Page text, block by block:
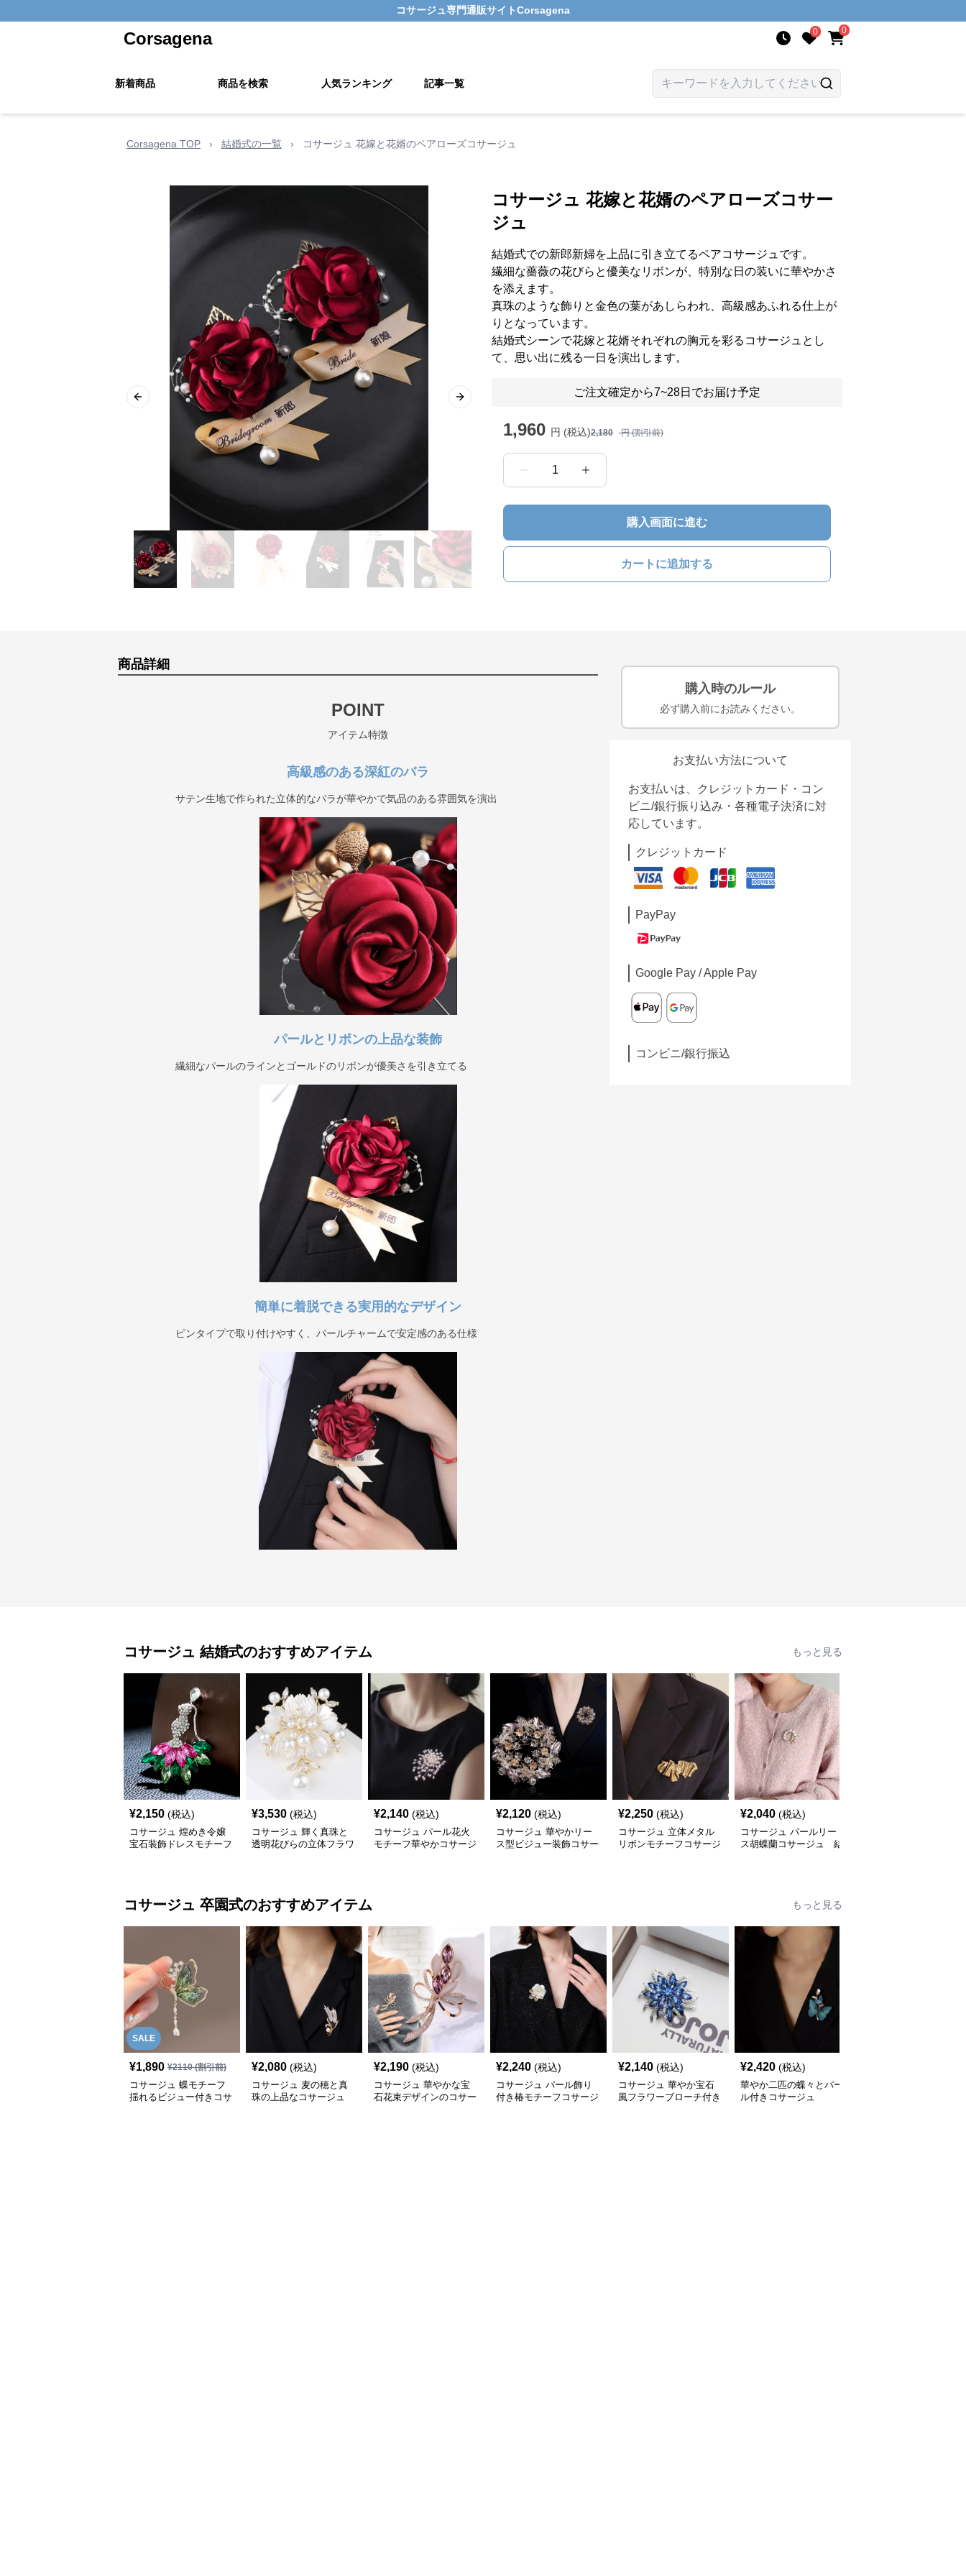
コサージュ専門通販サイトCorsagena
Corsagena 0 0
新着商品 商品を検索 人気ランキング 記事一覧
Corsagena TOP › 結婚式の一覧 › コサージュ 花嫁と花婿のペアローズコサージュ
Previous slide Next slide
コサージュ 花嫁と花婿のペアローズコサー
ジュ
結婚式での新郎新婦を上品に引き立てるペアコサージュです。
繊細な薔薇の花びらと優美なリボンが、特別な日の装いに華やかさ
を添えます。
真珠のような飾りと金色の葉があしらわれ、高級感あふれる仕上が
りとなっています。
結婚式シーンで花嫁と花婿それぞれの胸元を彩るコサージュとし
て、思い出に残る一日を演出します。
ご注文確定から7~28日でお届け予定
1,960 円 (税込)2,180 円 (割引前)
1
購入画面に進む
カートに追加する
商品詳細
POINT
アイテム特徴
高級感のある深紅のバラ
サテン生地で作られた立体的なバラが華やかで気品のある雰囲気を演出
パールとリボンの上品な装飾
繊細なパールのラインとゴールドのリボンが優美さを引き立てる
簡単に着脱できる実用的なデザイン
ピンタイプで取り付けやすく、パールチャームで安定感のある仕様
購入時のルール
必ず購入前にお読みください。
お支払い方法について
お支払いは、クレジットカード・コン
ビニ/銀行振り込み・各種電子決済に対
応しています。
クレジットカード
PayPay
Google Pay / Apple Pay
コンビニ/銀行振込
コサージュ 結婚式のおすすめアイテム もっと見る
¥2,150 (税込)
コサージュ 煌めき令嬢
宝石装飾ドレスモチーフ
¥3,530 (税込)
コサージュ 輝く真珠と
透明花びらの立体フラワ
¥2,140 (税込)
コサージュ パール花火
モチーフ華やかコサージ
¥2,120 (税込)
コサージュ 華やかリー
ス型ビジュー装飾コサー
¥2,250 (税込)
コサージュ 立体メタル
リボンモチーフコサージ
¥2,040 (税込)
コサージュ パールリー
ス胡蝶蘭コサージュ 結
コサージュ 卒園式のおすすめアイテム もっと見る
SALE
¥1,890 ¥2110(割引前)
コサージュ 蝶モチーフ
揺れるビジュー付きコサ
¥2,080 (税込)
コサージュ 麦の穂と真
珠の上品なコサージュ
¥2,190 (税込)
コサージュ 華やかな宝
石花束デザインのコサー
¥2,240 (税込)
コサージュ パール飾り
付き椿モチーフコサージ
¥2,140 (税込)
コサージュ 華やか宝石
風フラワーブローチ付き
¥2,420 (税込)
華やか二匹の蝶々とパー
ル付きコサージュ